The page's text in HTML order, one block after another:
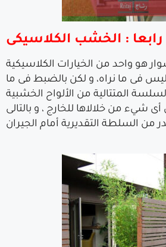
رابعا : الخشب الكلاسيكى
هو واحد من الخيارات الكلاسيكية
فى ما نراه، و لكن بالضبط فى ما
المتتالية من الألواح الخشبية
أى شيء من خلالاها للخارج ، و بالتالى